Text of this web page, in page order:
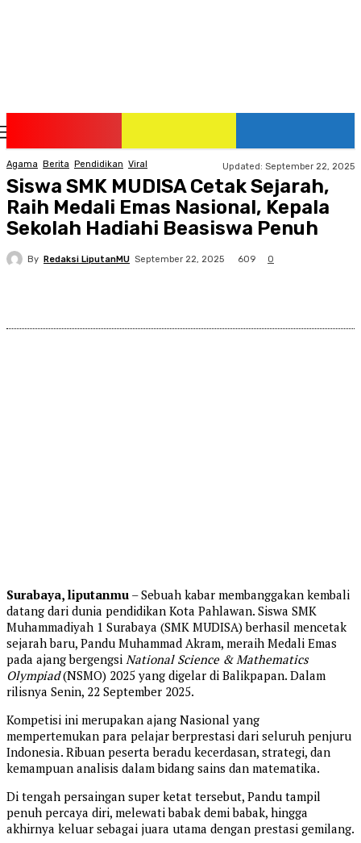
Agama Berita Pendidikan Viral Updated: September 22, 2025
Siswa SMK MUDISA Cetak Sejarah,
Raih Medali Emas Nasional, Kepala
Sekolah Hadiahi Beasiswa Penuh
By Redaksi LiputanMU September 22, 2025 609 0
Surabaya, liputanmu – Sebuah kabar membanggakan kembali
datang dari dunia pendidikan Kota Pahlawan. Siswa SMK
Muhammadiyah 1 Surabaya (SMK MUDISA) berhasil mencetak
sejarah baru, Pandu Muhammad Akram, meraih Medali Emas
pada ajang bergengsi National Science & Mathematics
Olympiad(NSMO) 2025 yang digelar di Balikpapan. Dalam
rilisnya Senin, 22 September 2025.
Kompetisi ini merupakan ajang Nasional yang
mempertemukan para pelajar berprestasi dari seluruh penjuru
Indonesia. Ribuan peserta beradu kecerdasan, strategi, dan
kemampuan analisis dalam bidang sains dan matematika.
Di tengah persaingan super ketat tersebut, Pandu tampil
penuh percaya diri, melewati babak demi babak, hingga
akhirnya keluar sebagai juara utama dengan prestasi gemilang.